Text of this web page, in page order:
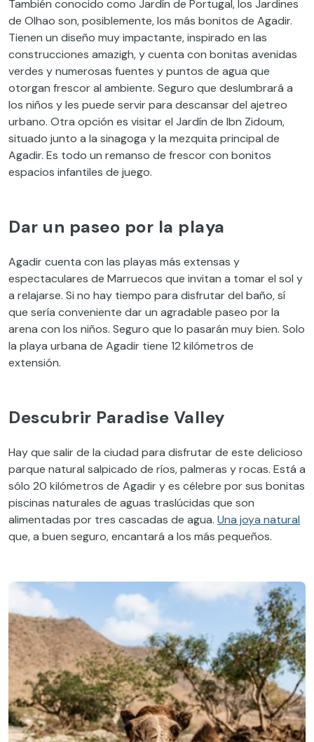
También conocido como Jardín de Portugal, los Jardines
de Olhao son, posiblemente, los más bonitos de Agadir.
Tienen un diseño muy impactante, inspirado en las
construcciones amazigh, y cuenta con bonitas avenidas
verdes y numerosas fuentes y puntos de agua que
otorgan frescor al ambiente. Seguro que deslumbrará a
los niños y les puede servir para descansar del ajetreo
urbano. Otra opción es visitar el Jardín de Ibn Zidoum,
situado junto a la sinagoga y la mezquita principal de
Agadir. Es todo un remanso de frescor con bonitos
espacios infantiles de juego.
Dar un paseo por la playa
Agadir cuenta con las playas más extensas y
espectaculares de Marruecos que invitan a tomar el sol y
a relajarse. Si no hay tiempo para disfrutar del baño, sí
que sería conveniente dar un agradable paseo por la
arena con los niños. Seguro que lo pasarán muy bien. Solo
la playa urbana de Agadir tiene 12 kilómetros de
extensión.
Descubrir Paradise Valley
Hay que salir de la ciudad para disfrutar de este delicioso
parque natural salpicado de ríos, palmeras y rocas. Está a
sólo 20 kilómetros de Agadir y es célebre por sus bonitas
piscinas naturales de aguas traslúcidas que son
alimentadas por tres cascadas de agua. Una joya natural
que, a buen seguro, encantará a los más pequeños.